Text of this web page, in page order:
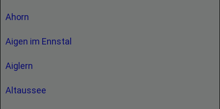
Ahorn
Aigen im Ennstal
Aiglern
Altaussee